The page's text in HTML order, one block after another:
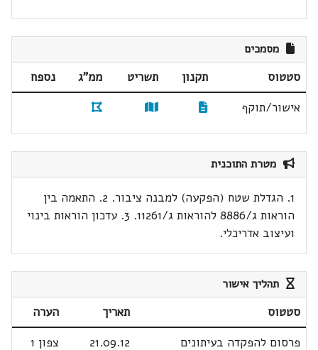
מסמכים
סטטוס תקנון תשריט ממ"ג
נספח
אישור/תוקף
מטרת התוכנית
1. הגדלת שטח (הפקעה) למבנה ציבור. 2. התאמה בין
הוראות ג/8886 להוראות ג/11261. 3. עדכון הוראות בינוי
ועיצוב אדריכלי.
תהליך אישור
סטטוס תאריך
הערה
פרסום להפקדה בעיתונים
21.09.12
צפון 1